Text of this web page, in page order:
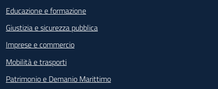
Educazione e formazione
Giustizia e sicurezza pubblica
Imprese e commercio
Mobilità e trasporti
Patrimonio e Demanio Marittimo